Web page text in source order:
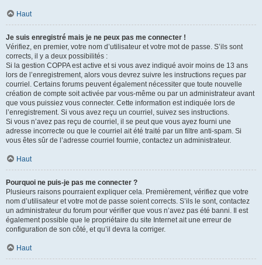
Haut
Je suis enregistré mais je ne peux pas me connecter !
Vérifiez, en premier, votre nom d’utilisateur et votre mot de passe. S’ils sont
corrects, il y a deux possibilités :
Si la gestion COPPA est active et si vous avez indiqué avoir moins de 13 ans
lors de l’enregistrement, alors vous devrez suivre les instructions reçues par
courriel. Certains forums peuvent également nécessiter que toute nouvelle
création de compte soit activée par vous-même ou par un administrateur avant
que vous puissiez vous connecter. Cette information est indiquée lors de
l’enregistrement. Si vous avez reçu un courriel, suivez ses instructions.
Si vous n’avez pas reçu de courriel, il se peut que vous ayez fourni une
adresse incorrecte ou que le courriel ait été traité par un filtre anti-spam. Si
vous êtes sûr de l’adresse courriel fournie, contactez un administrateur.
Haut
Pourquoi ne puis-je pas me connecter ?
Plusieurs raisons pourraient expliquer cela. Premièrement, vérifiez que votre
nom d’utilisateur et votre mot de passe soient corrects. S’ils le sont, contactez
un administrateur du forum pour vérifier que vous n’avez pas été banni. Il est
également possible que le propriétaire du site Internet ait une erreur de
configuration de son côté, et qu’il devra la corriger.
Haut